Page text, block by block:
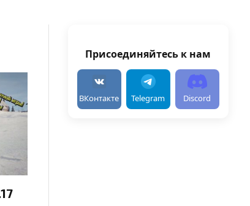
Присоединяйтесь к нам
ВКонтакте Telegram Discord